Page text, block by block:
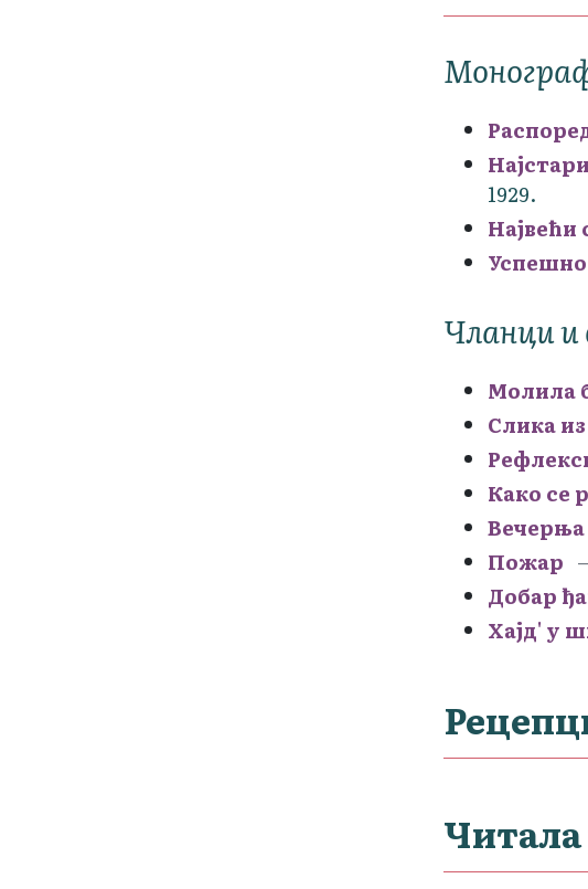
1929.
Највећи
Чланци и
Молила
Слика
Како се
Пожар
Добар
Хајд' у
Читала